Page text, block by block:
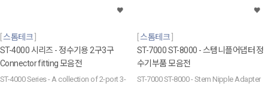
스톰테크
ST-4000 시리즈 - 정수기용 2구3구
Connector fitting 모음전
ST-4000 Series - A collection of 2-port 3-
스톰테크
ST-7000 ST-8000 - 스템니플어댑터 정
수기부품 모음전
ST-7000 ST-8000 - Stem Nipple Adapter